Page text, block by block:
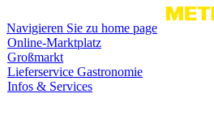
Navigieren Sie zu home page
Online-Marktplatz
Großmarkt
Lieferservice Gastronomie
Infos & Services